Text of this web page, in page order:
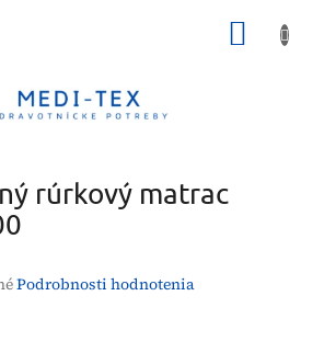
rúrkový matrac
Podrobnosti hodnotenia